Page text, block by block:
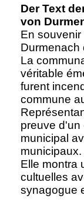
Der Text
von
En
La
véritable
furent
commune
preuve d'un
municipal
municipaux.
Elle montra
cultuelles
synagogue